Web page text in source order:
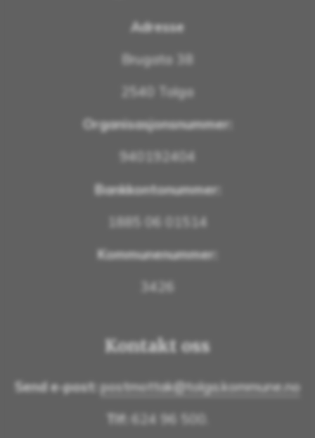
Adresse
Brugata 38
2540 Tolga
Organisasjonsnummer:
940192404
Bankkontonummer:
1885 06 01514
Kommunenummer:
3426
Kontakt oss
Send e-post: postmottak@tolga.kommune.no
Tlf:
624 96 500.